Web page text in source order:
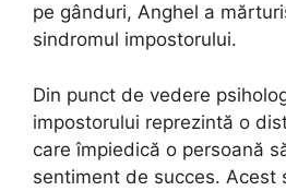
pe gânduri, Anghel a
sindromul impostorului.
Din punct de vedere
impostorului reprezintă o
care împiedică o persoană
sentiment de succes. Acest